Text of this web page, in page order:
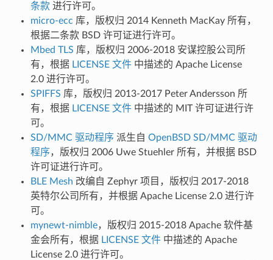
条款 进行许可。
micro-ecc 库，版权归 2014 Kenneth MacKay 所有，
根据二条款 BSD 许可证进行许可。
Mbed TLS 库，版权归 2006-2018 安谋控股公司所
有，根据 LICENSE 文件 中描述的 Apache License
2.0 进行许可。
SPIFFS 库，版权归 2013-2017 Peter Andersson 所
有，根据 LICENSE 文件 中描述的 MIT 许可证进行许
可。
SD/MMC 驱动程序 派生自 OpenBSD SD/MMC 驱动
程序，版权归 2006 Uwe Stuehler 所有，并根据 BSD
许可证进行许可。
BLE Mesh 改编自 Zephyr 项目，版权归 2017-2018
英特尔公司所有，并根据 Apache License 2.0 进行许
可。
mynewt-nimble，版权归 2015-2018 Apache 软件基
金会所有，根据 LICENSE 文件 中描述的 Apache
License 2.0 进行许可。